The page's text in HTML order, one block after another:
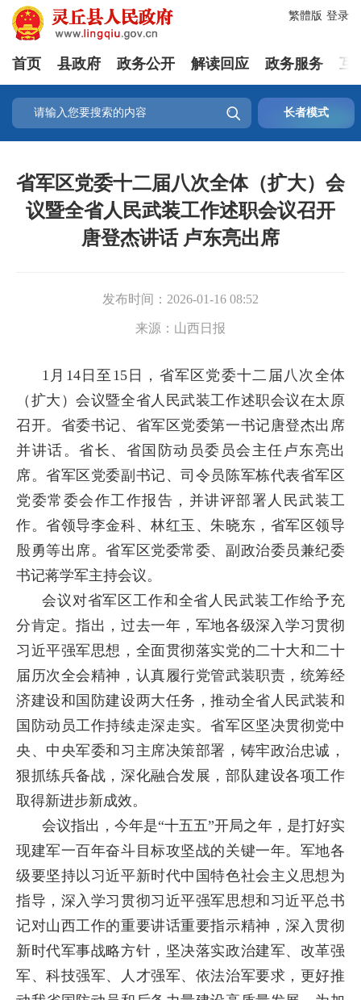
登录
繁體版
首页 县政府 政务公开 解读回应 政务服务 互
 长者模式
省军区党委十二届八次全体（扩大）会
议暨全省人民武装工作述职会议召开
唐登杰讲话 卢东亮出席
发布时间： 2026-01-16 08:52
来源： 山西日报
1月14日至15日，省军区党委十二届八次全体
（扩大）会议暨全省人民武装工作述职会议在太原
召开。省委书记、省军区党委第一书记唐登杰出席
并讲话。省长、省国防动员委员会主任卢东亮出
席。省军区党委副书记、司令员陈军栋代表省军区
党委常委会作工作报告，并讲评部署人民武装工
作。省领导李金科、林红玉、朱晓东，省军区领导
殷勇等出席。省军区党委常委、副政治委员兼纪委
书记蒋学军主持会议。
会议对省军区工作和全省人民武装工作给予充
分肯定。指出，过去一年，军地各级深入学习贯彻
习近平强军思想，全面贯彻落实党的二十大和二十
届历次全会精神，认真履行党管武装职责，统筹经
济建设和国防建设两大任务，推动全省人民武装和
国防动员工作持续走深走实。省军区坚决贯彻党中
央、中央军委和习主席决策部署，铸牢政治忠诚，
狠抓练兵备战，深化融合发展，部队建设各项工作
取得新进步新成效。
会议指出，今年是“十五五”开局之年，是打好实
现建军一百年奋斗目标攻坚战的关键一年。军地各
级要坚持以习近平新时代中国特色社会主义思想为
指导，深入学习贯彻习近平强军思想和习近平总书
记对山西工作的重要讲话重要指示精神，深入贯彻
新时代军事战略方针，坚决落实政治建军、改革强
军、科技强军、人才强军、依法治军要求，更好推